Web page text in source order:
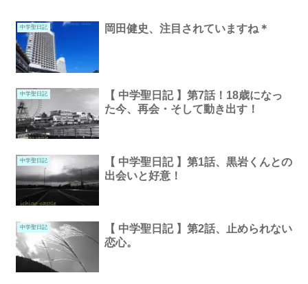
中学聖日記 岡田健史、注目されていますね＊
中学聖日記
【 中学聖日記 】第7話！18歳になっ
た今、再会・そして動き出す！
中学聖日記
【 中学聖日記 】第1話、黒岩くんとの
出会いと好意！
中学聖日記
【 中学聖日記 】第2話、止められない
恋心。